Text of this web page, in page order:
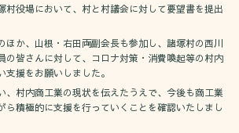
村役場において、村と村議会に対して要望書を提出
ほか、山根・右田両副会長も参加し、諸塚村の西川
の皆さんに対して、コロナ対策・消費喚起等の村内
援をお願いしました。
、村内商工業の現状を伝えたうえで、今後も商工業
ら積極的に支援を行っていくことを確認いたしまし